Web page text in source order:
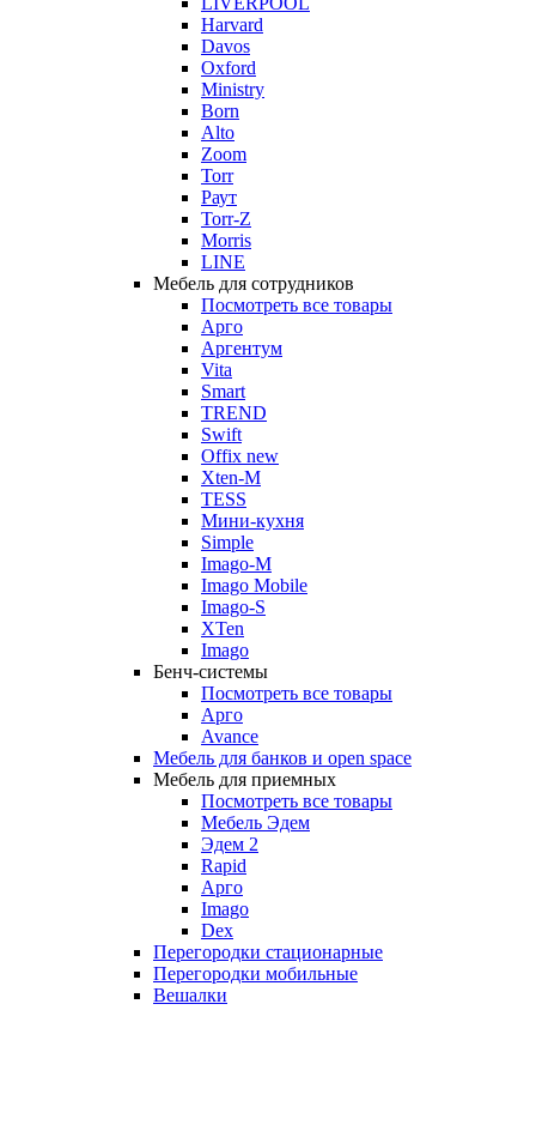
Harvard
Davos
Oxford
Ministry
Born
Alto
Zoom
Torr
Раут
Torr-Z
Morris
LINE
Мебель для сотрудников
Посмотреть все товары
Арго
Аргентум
Vita
Smart
TREND
Swift
Offix new
Xten-M
TESS
Мини-кухня
Simple
Imago-M
Imago Mobile
Imago-S
XTen
Imago
Бенч-системы
Посмотреть все товары
Арго
Avance
Мебель для банков и open space
Мебель для приемных
Посмотреть все товары
Мебель Эдем
Эдем 2
Rapid
Арго
Imago
Dex
Перегородки стационарные
Перегородки мобильные
Вешалки